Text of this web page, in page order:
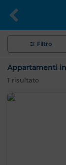
Filtro
Appartamenti
1 risultato